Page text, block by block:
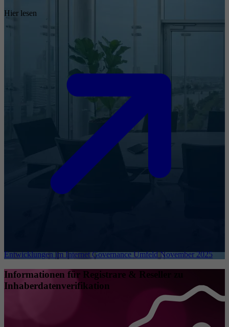
Hier lesen
Entwicklungen im Internet Governance Umfeld November 2025
Informationen für Registrare & Reseller zu
Inhaberdatenverifikation